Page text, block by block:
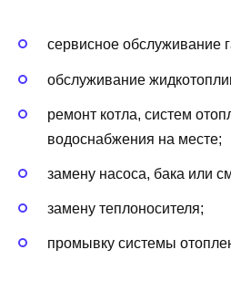
сервисное обслуживание
обслуживание
ремонт котла, систем
водоснабжения на месте;
замену насоса, бака или
замену теплоносителя;
промывку системы